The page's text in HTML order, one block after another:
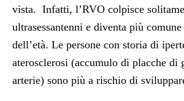
vista. Infatti, l’RVO colpisce
ultrasessantenni e diventa più comune
dell’età. Le persone con storia di
aterosclerosi (accumulo di placche di
arterie) sono più a rischio di